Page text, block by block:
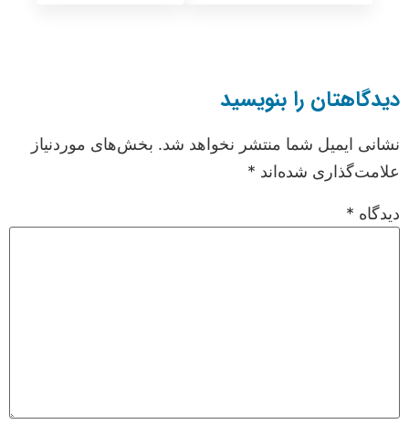
دیدگاهتان را بنویسید
نشانی ایمیل شما منتشر نخواهد شد. بخش‌های موردنیاز
علامت‌گذاری شده‌اند *
دیدگاه *